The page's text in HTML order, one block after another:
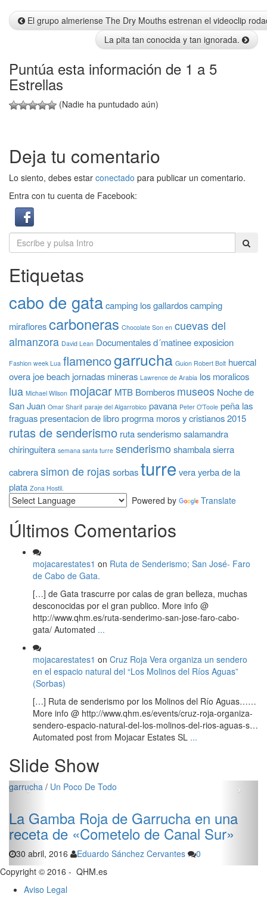
InfoEl grupo almeriense The Dry Mouths estrenan el videoclip
La pita tan conocida y tan ignorada.
Puntúa esta información de 1 a 5
Estrellas
(Nadie ha puntudado aún)
Deja tu comentario
Lo siento, debes estar conectado para publicar un comentario.
Entra con tu cuenta de Facebook:
Etiquetas
cabo de gatacamping los gallardoscamping
miraflorescarboneras Chocolate Son en cuevas del
almanzora David Lean Documentalesd´matineeexposicion
Fashion week Lua flamencogarrucha Guion Robert Bolt huercal
overa joe beach jornadas mineras Lawrence de Arabia los moralicos
lua Michael Wilson mojacar MTB Bomberos museos Noche de
San Juan Omar Sharif paraje del Algarrobico pavana Peter O'Toole peña las
fraguaspresentacion de libroprogrma moros y cristianos 2015
rutas de senderismo ruta senderismosalamandra
chiringuitera semana santa turre senderismo shambalasierra
cabrerasimon de rojas sorbasturre verayerba de la
plata Zona Hostil.
Powered by Translate
Últimos Comentarios
mojacarestates1 on Ruta de Senderismo; San José- Faro
de Cabo de Gata.
[…] de Gata trascurre por calas de gran belleza, muchas
desconocidas por el gran publico. More info @
http://www.qhm.es/ruta-senderimo-san-jose-faro-cabo-
gata/ Automated ...
mojacarestates1 on Cruz Roja Vera organiza un sendero
en el espacio natural del “Los Molinos del Ríos Aguas”
(Sorbas)
[…] Ruta de senderismo por los Molinos del Río Aguas……
More info @ http://www.qhm.es/events/cruz-roja-organiza-
sendero-espacio-natural-del-los-molinos-del-rios-aguas-s…
Automated post from Mojacar Estates SL ...
Slide Show
/Un Poco De Todo
Gamba Roja de Garrucha en una
de «Cometelo de Canal Sur»
abril, 2016 Eduardo Sánchez Cervantes 0
‹ ›
Copyright © 2016 - QHM.es
Aviso Legal